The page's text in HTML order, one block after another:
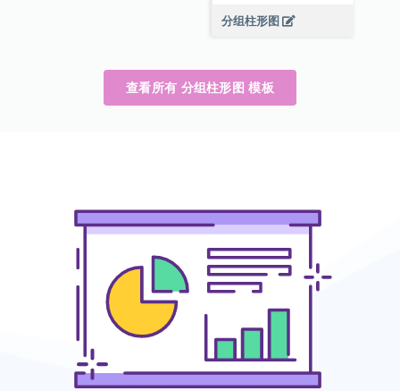
分组柱形图
查看所有 分组柱形图 模板